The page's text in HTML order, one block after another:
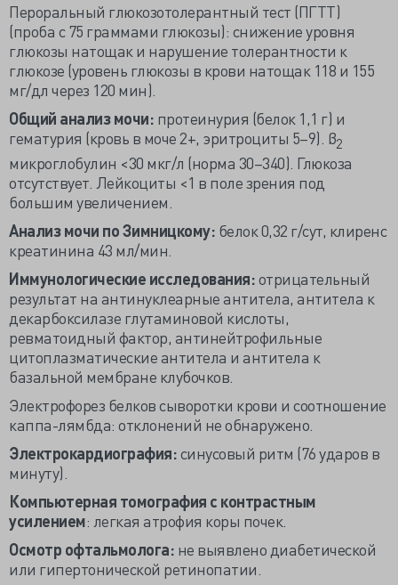
Пероральный глюкозотолерантный тест (ПГТТ)
(проба с 75 граммами глюкозы): снижение уровня
глюкозы натощак и нарушение толерантности к
глюкозе (уровень глюкозы в крови натощак 118 и 155
мг/дл через 120 мин).
Общий анализ мочи: протеинурия (белок 1,1 г) и
гематурия (кровь в моче 2+, эритроциты 5–9). β2
микроглобулин <30 мкг/л (норма 30–340). Глюкоза
отсутствует. Лейкоциты <1 в поле зрения под
большим увеличением.
Анализ мочи по Зимницкому: белок 0,32 г/сут, клиренс
креатинина 43 мл/мин.
Иммунологические исследования:отрицательный
результат на антинуклеарные антитела, антитела к
декарбоксилазе глутаминовой кислоты,
ревматоидный фактор, антинейтрофильные
цитоплазматические антитела и антитела к
базальной мембране клубочков.
Электрофорез белков сыворотки крови и соотношение
каппа-лямбда: отклонений не обнаружено.
Электрокардиография:синусовый ритм (76 ударов в
минуту).
Компьютерная томография с контрастным
усилением: легкая атрофия коры почек.
Осмотр офтальмолога: не выявлено диабетической
или гипертонической ретинопатии.